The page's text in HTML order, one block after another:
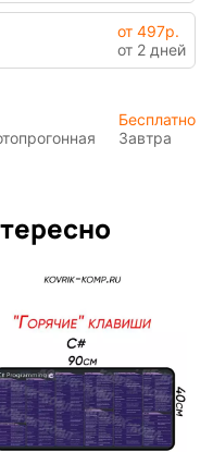
от 497р.
от 2 дней
Бесплатно
Завтра